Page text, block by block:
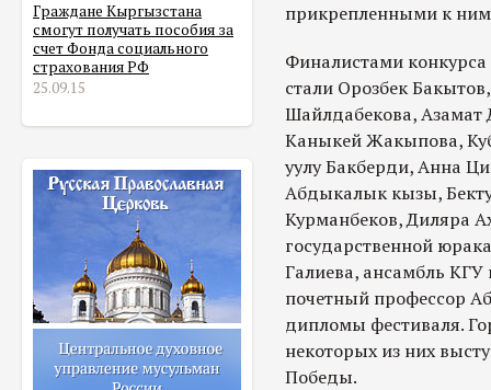
Граждане Кыргызстана
смогут получать пособия за
счет Фонда социального
страхования РФ
25.09.15
прикрепленными к
Финалистами
стали Орозбек
Шайлдабекова, Азамат
Каныкей Жакыпова,
уулу Бакберди, Анна
Абдыкалык кызы,
Курманбеков, Диляра
государственной
Галиева, ансамбль КГУ
почетный профессор
дипломы фестиваля.
некоторых из них
Победы.